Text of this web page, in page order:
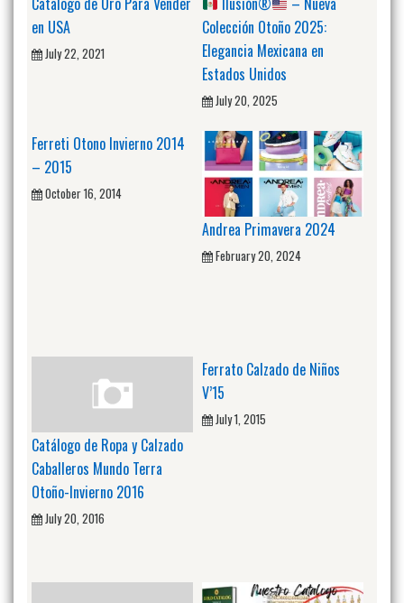
en USA
July 22, 2021
Colección Otoño 2025:
Elegancia Mexicana en
Estados Unidos
July 20, 2025
Ferreti Otono Invierno 2014
– 2015
October 16, 2014
Andrea Primavera 2024
February 20, 2024
Catálogo de Ropa y Calzado
Caballeros Mundo Terra
Otoño-Invierno 2016
July 20, 2016
Ferrato Calzado de Niños
V’15
July 1, 2015